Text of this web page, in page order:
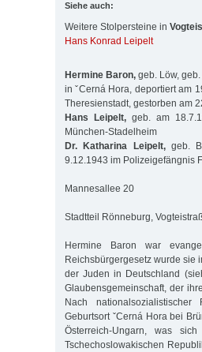
Siehe auch:
Weitere Stolpersteine in
Hans Konrad Leipelt
Hermine Baron, geb. Löw,
in ˇCerná Hora, deportiert am
Theresienstadt, gestorben am
Hans Leipelt, geb. am
München-Stadelheim
Dr. Katharina Leipelt,geb.
9.12.1943 im Polizeigefängnis
Mannesallee 20
Stadtteil Rönneburg,
Hermine Baron war
Reichsbürgergesetz wurde sie
der Juden in Deutschland
Glaubensgemeinschaft, der
Nach
Geburtsort ˇCerná Hora bei
Österreich-Ungarn, was
Tschechoslowakischen